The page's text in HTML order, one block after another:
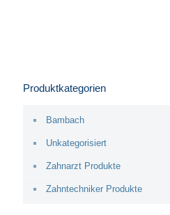
Produktkategorien
Bambach
Unkategorisiert
Zahnarzt Produkte
Zahntechniker Produkte